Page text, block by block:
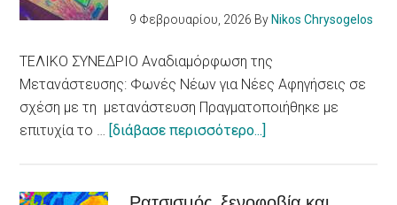
9 Φεβρουαρίου, 2026 By Nikos Chrysogelos
ΤΕΛΙΚΟ ΣΥΝΕΔΡΙΟ Αναδιαμόρφωση της
Μετανάστευσης: Φωνές Νέων για Νέες Αφηγήσεις σε
σχέση με τη μετανάστευση Πραγματοποιήθηκε με
επιτυχία το … [διάβασε περισσότερο...]
Φωνές